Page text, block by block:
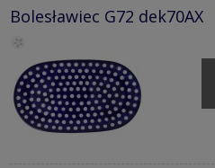
Bolesławiec G72 dek70AX